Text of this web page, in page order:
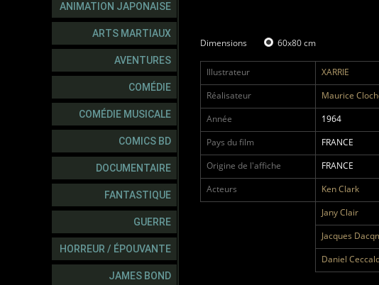
ANIMATION JAPONAISE
ARTS MARTIAUX
AVENTURES
COMÉDIE
COMÉDIE MUSICALE
COMICS BD
DOCUMENTAIRE
FANTASTIQUE
GUERRE
HORREUR / ÉPOUVANTE
JAMES BOND
Dimensions 60x80 cm
Illustrateur
XARRIE
Réalisateur
Maurice
Année
1964
Pays du film
FRANCE
Origine de l'affiche
FRANCE
Acteurs
Ken Clark
Jany Clair
Jacques
Daniel